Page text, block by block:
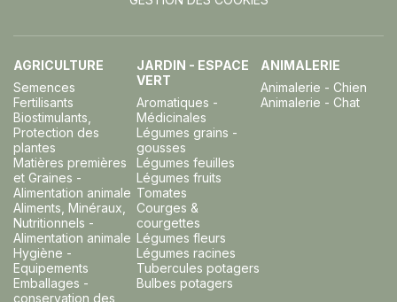
AGRICULTURE
Semences
Fertilisants
Biostimulants,
Protection des
plantes
Matières premières
et Graines -
Alimentation animale
Aliments, Minéraux,
Nutritionnels -
Alimentation animale
Hygiène -
Equipements
Emballages -
conservation des
JARDIN - ESPACE
VERT
Aromatiques -
Médicinales
Légumes grains -
gousses
Légumes feuilles
Légumes fruits
Tomates
Courges &
courgettes
Légumes fleurs
Légumes racines
Tubercules potagers
Bulbes potagers
ANIMALERIE
Animalerie - Chien
Animalerie - Chat